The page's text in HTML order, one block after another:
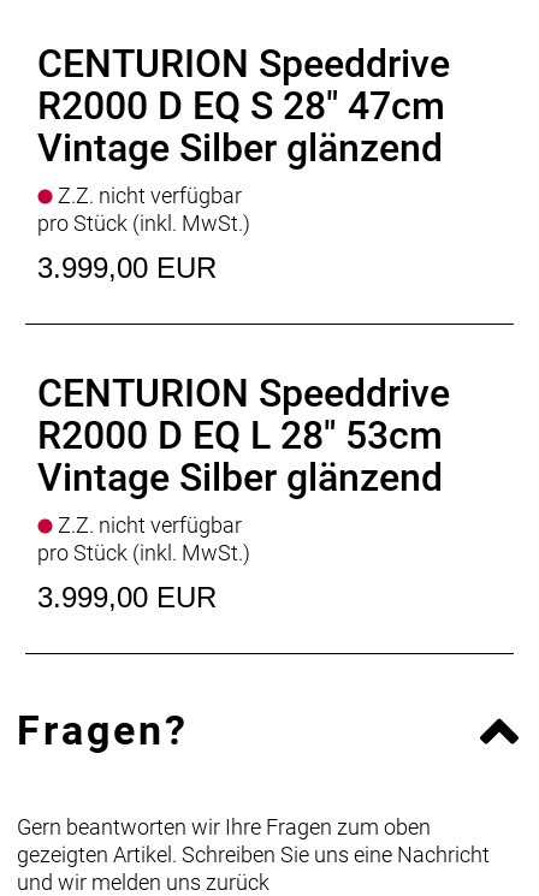
Ständer: PROCRAFT Edge FS
Motor: BOSCH Performance Line SX
Batterie: BOSCH Compact PowerTube
Batteriekapazität: 400Wh
: BOSCH Kiox 300, BOSCH Mini Remote
Ladegerät: BOSCH Standard Charger * 4 Ampere
Empfehlung Mindest Körpergrösse
Empfehlung Maximal Körpergrösse
Gewicht : 17,7 kgkg
CENTURION Speeddrive
R2000 D EQ S 28" 47cm
Vintage Silber glänzend
Z.Z. nicht verfügbar
pro Stück (inkl. MwSt.)
3.999,00 EUR
CENTURION Speeddrive
R2000 D EQ L 28" 53cm
Vintage Silber glänzend
Z.Z. nicht verfügbar
pro Stück (inkl. MwSt.)
3.999,00 EUR
Fragen?
Gern beantworten wir Ihre Fragen zum oben
gezeigten Artikel. Schreiben Sie uns eine Nachricht
und wir melden uns zurück